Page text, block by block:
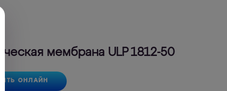
мембрана ULP 1812-50
ОНЛАЙН